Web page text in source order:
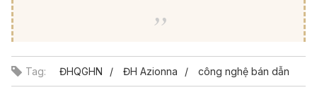
Tag: ĐHQGHN ĐH Azionna công nghệ bán dẫn